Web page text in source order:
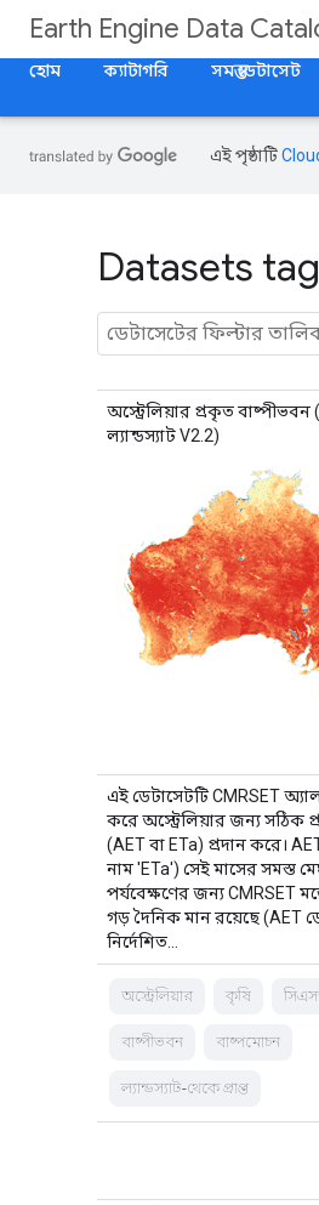
Earth Engine Data
হোম
ক্যাটাগরি সমস্ত ডেটাসেট
এই পৃষ্ঠাটি
Datasets
অস্ট্রেলিয়ার প্রকৃত বাষ্পীভবন
ল্যান্ডস্যাট V2.2)
এই ডেটাসেটটি CMRSET
করে অস্ট্রেলিয়ার জন্য সঠিক
(AET বা ETa) প্রদান করে।
নাম 'ETa') সেই মাসের সমস্ত
পর্যবেক্ষণের জন্য CMRSET
গড় দৈনিক মান রয়েছে (AET
নির্দেশিত…
অস্ট্রেলিয়ার কৃষি
বাষ্পীভবন বাষ্পমোচন
ল্যান্ডস্যাট-থেকে প্রাপ্ত